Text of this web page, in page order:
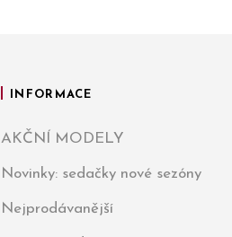
INFORMACE
AKČNÍ MODELY
Novinky: sedačky nové sezóny
Nejprodávanější